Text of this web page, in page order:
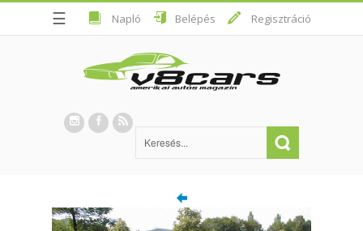
☰ Napló Belépés Regisztráció